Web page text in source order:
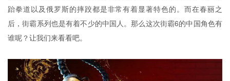
跆拳道以及俄罗斯的摔跤都是非常有着显著特色的。而在春丽之
后，街霸系列也是有着不少的中国人。那么这次街霸6的中国角色有
谁呢？让我们来看看吧。